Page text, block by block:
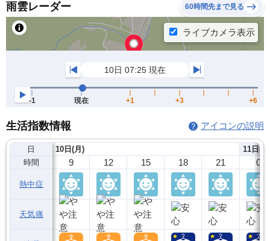
雨雲レーダー 60時間先まで見る
生活指数情報 アイコンの説明
日
時間
熱中症
天気痛
10日(月)
9 12 15 18 21
11日(
0